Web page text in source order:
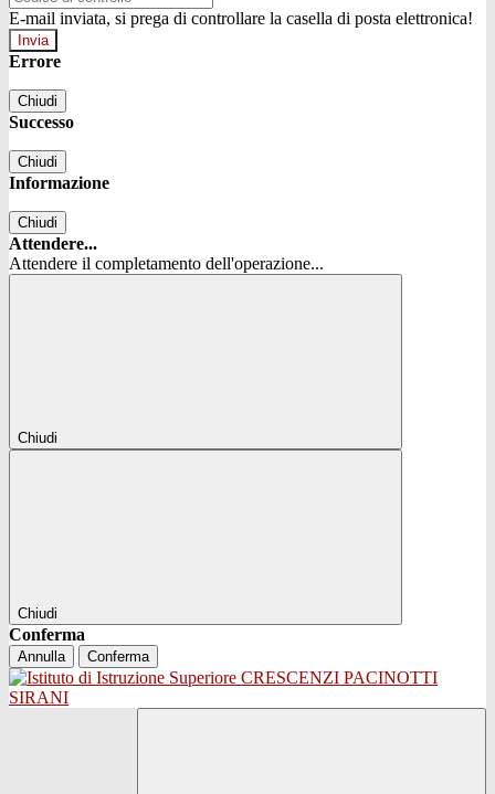
E-mail inviata, si prega di controllare la casella di posta elettronica!
Errore
Chiudi
Successo
Chiudi
Informazione
Chiudi
Attendere...
Attendere il completamento dell'operazione...
Chiudi
Chiudi
Conferma
Annulla Conferma